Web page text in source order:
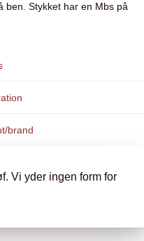
ben. Stykket har en Mbs på
brand
Vi yder ingen form for